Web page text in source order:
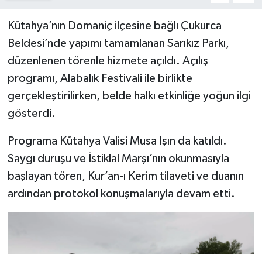
Kütahya’nın Domaniç ilçesine bağlı Çukurca
Beldesi’nde yapımı tamamlanan Sarıkız Parkı,
düzenlenen törenle hizmete açıldı. Açılış
programı, Alabalık Festivali ile birlikte
gerçekleştirilirken, belde halkı etkinliğe yoğun ilgi
gösterdi.
Programa Kütahya Valisi Musa Işın da katıldı.
Saygı duruşu ve İstiklal Marşı’nın okunmasıyla
başlayan tören, Kur’an-ı Kerim tilaveti ve duanın
ardından protokol konuşmalarıyla devam etti.
Seri İlan
Spor
Vasıta
Vefat Haberleri